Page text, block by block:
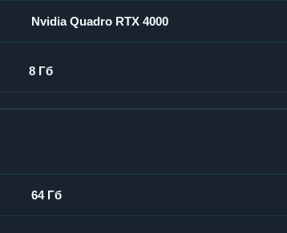
Nvidia Quadro RTX 4000
8 Гб
64 Гб